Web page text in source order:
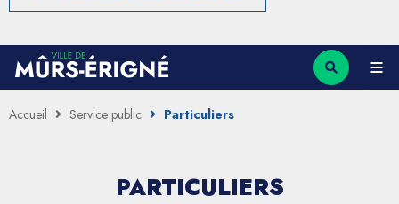
Accueil Service public Particuliers
PARTICULIERS